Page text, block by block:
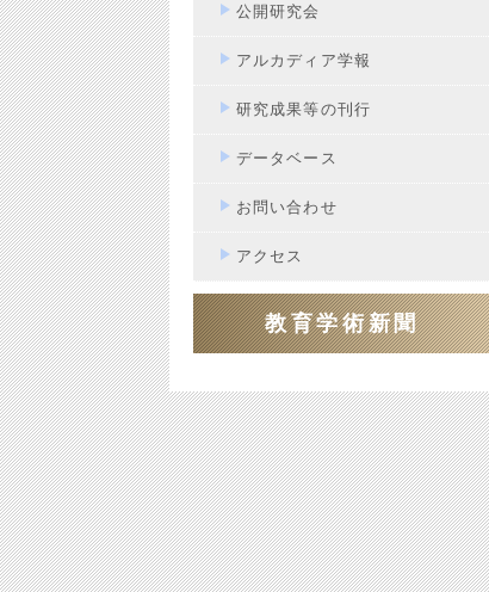
公開研究会
アルカディア学報
研究成果等の刊行
データベース
お問い合わせ
アクセス
教育学術新聞